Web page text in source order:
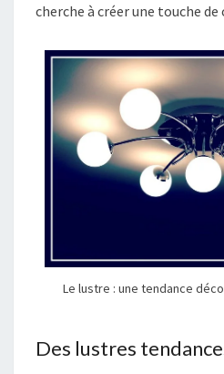
cherche à créer une touche de
Le lustre : une tendance
Des lustres